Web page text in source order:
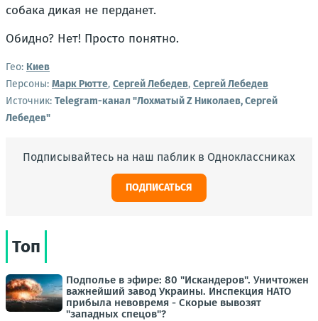
собака дикая не перданет.
Обидно? Нет! Просто понятно.
Гео: Киев
Персоны: Марк Рютте, Сергей Лебедев, Сергей Лебедев
Источник: Telegram-канал "Лохматый Z Николаев, Сергей
Лебедев"
Подписывайтесь на наш паблик в Одноклассниках
ПОДПИСАТЬСЯ
Топ
Подполье в эфире: 80 "Искандеров". Уничтожен
важнейший завод Украины. Инспекция НАТО
прибыла невовремя - Скорые вывозят
"западных спецов"?